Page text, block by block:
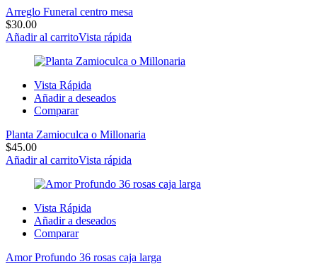
Arreglo Funeral centro mesa
$30.00
Añadir al carritoVista rápida
Vista Rápida
Añadir a deseados
Comparar
Planta Zamioculca o Millonaria
$45.00
Añadir al carritoVista rápida
Vista Rápida
Añadir a deseados
Comparar
Amor Profundo 36 rosas caja larga